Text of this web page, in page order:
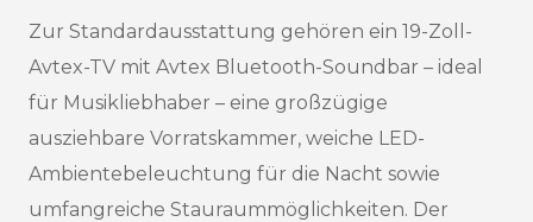
Zur Standardausstattung gehören ein 19-Zoll-
Avtex-TV mit Avtex Bluetooth-Soundbar – ideal
für Musikliebhaber – eine großzügige
ausziehbare Vorratskammer, weiche LED-
Ambientebeleuchtung für die Nacht sowie
umfangreiche Stauraummöglichkeiten. Der